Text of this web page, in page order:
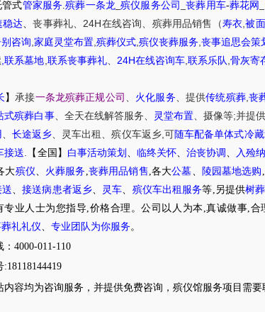
管式管家服务 .殡葬一条龙 _殡仪服务公司 _丧葬用车-葬花网
稳达 、丧事葬礼 24H在线咨询 殡葬用品销售 （寿衣 ,被面
咨询 家庭灵堂布置 殡葬仪式 殡仪丧葬服务 丧事追思会策
,联系墓地 联系丧事葬礼、 24H在线咨询车 ,联系乐队 ,骨灰寄
】承接一条龙殡葬正规公司 火化服务 、提供传统殡葬, 丧
式殡葬白事、 全天在线解答服务 灵堂布置 、摄像等;并提供
长途返乡 灵车出租 、殡仪车返乡, 可 随车配备单体式冷
接送 【全国】 白事活动策划 临终关怀 、治丧协调 入殓
大殡仪 火葬服务 丧葬用品销售 ,各大公墓 陵园墓地选购
、接送病患者返乡 灵车 殡仪车出租服务等,另提供树葬
专业人士为您指导,价格合理。公司以人为本,真诚做事,
礼礼仪 专业团队为你服务 。
4000-011-110
内容均为咨询服务，并提供免费咨询，殡仪馆服务项目需要